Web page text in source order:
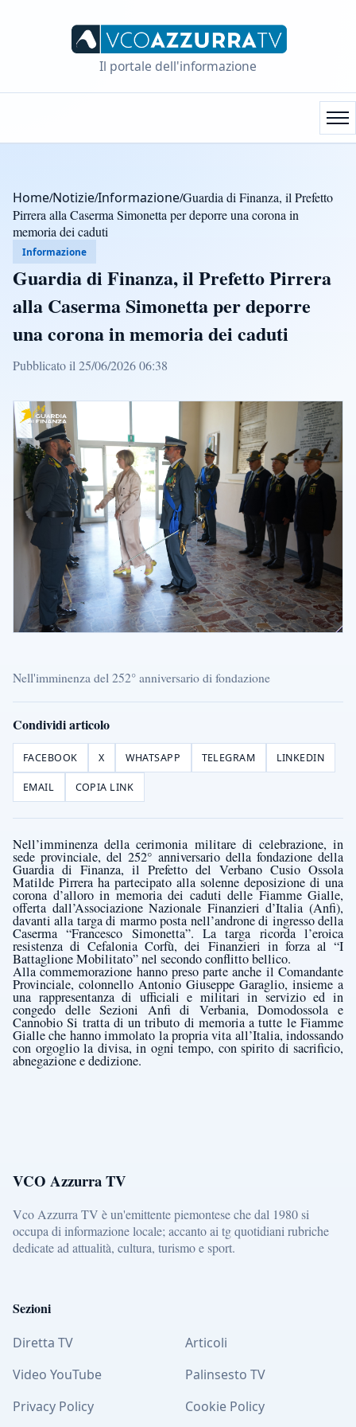
Il portale dell'informazione
Home/Notizie/Informazione/Guardia di Finanza, il Prefetto
Pirrera alla Caserma Simonetta per deporre una corona in
memoria dei caduti
Informazione
Guardia di Finanza, il Prefetto Pirrera
alla Caserma Simonetta per deporre
una corona in memoria dei caduti
Pubblicato il 25/06/2026 06:38
Nell'imminenza del 252° anniversario di fondazione
Condividi articolo
FACEBOOK X WHATSAPP TELEGRAM LINKEDIN
EMAIL COPIA LINK
Nell’imminenza della cerimonia militare di celebrazione, in
sede provinciale, del 252° anniversario della fondazione della
Guardia di Finanza, il Prefetto del Verbano Cusio Ossola
Matilde Pirrera ha partecipato alla solenne deposizione di una
corona d’alloro in memoria dei caduti delle Fiamme Gialle,
offerta dall’Associazione Nazionale Finanzieri d’Italia (Anfi),
davanti alla targa di marmo posta nell’androne di ingresso della
Caserma “Francesco Simonetta”. La targa ricorda l’eroica
resistenza di Cefalonia Corfù, dei Finanzieri in forza al “I
Battaglione Mobilitato” nel secondo conflitto bellico.
Alla commemorazione hanno preso parte anche il Comandante
Provinciale, colonnello Antonio Giuseppe Garaglio, insieme a
una rappresentanza di ufficiali e militari in servizio ed in
congedo delle Sezioni Anfi di Verbania, Domodossola e
Cannobio Si tratta di un tributo di memoria a tutte le Fiamme
Gialle che hanno immolato la propria vita all’Italia, indossando
con orgoglio la divisa, in ogni tempo, con spirito di sacrificio,
abnegazione e dedizione.
VCO Azzurra TV
Vco Azzurra TV è un'emittente piemontese che dal 1980 si
occupa di informazione locale; accanto ai tg quotidiani rubriche
dedicate ad attualità, cultura, turismo e sport.
Sezioni
Diretta TV
Articoli
Video YouTube
Palinsesto TV
Privacy Policy
Cookie Policy